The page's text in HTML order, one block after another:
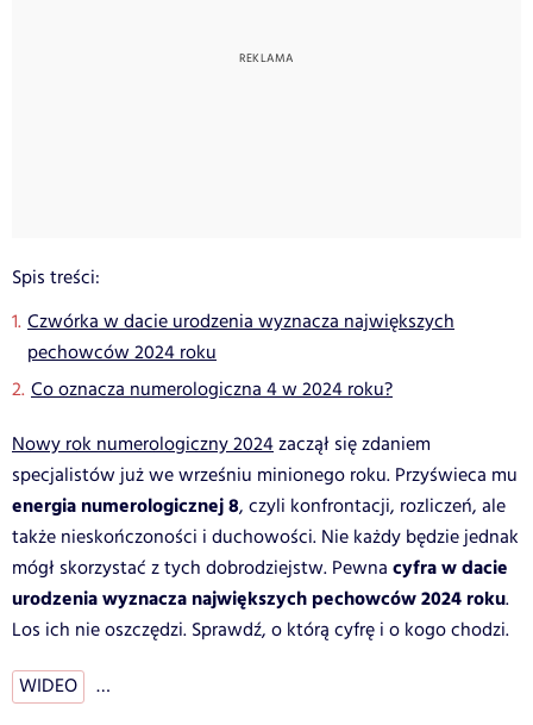
Spis treści:
Czwórka w dacie urodzenia wyznacza największych
pechowców 2024 roku
Co oznacza numerologiczna 4 w 2024 roku?
Nowy rok numerologiczny 2024zaczął się zdaniem
specjalistów już we wrześniu minionego roku. Przyświeca mu
energia numerologicznej 8, czyli konfrontacji, rozliczeń, ale
także nieskończoności i duchowości. Nie każdy będzie jednak
mógł skorzystać z tych dobrodziejstw. Pewna cyfra w dacie
urodzenia wyznacza największych pechowców 2024 roku.
Los ich nie oszczędzi. Sprawdź, o którą cyfrę i o kogo chodzi.
WIDEO …